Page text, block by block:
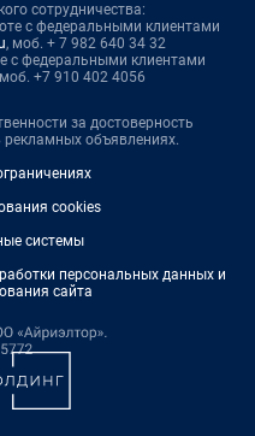
сотрудничества:
с федеральными клиентами
, моб. + 7 982 640 34 32
с федеральными клиентами
+7 910 402 4056
за достоверность
объявлениях.
cookies
системы
персональных данных и
сайта